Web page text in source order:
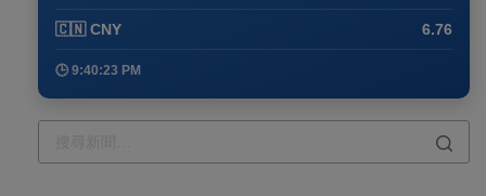
🇨🇳 CNY 6.76
🕒 9:40:23 PM